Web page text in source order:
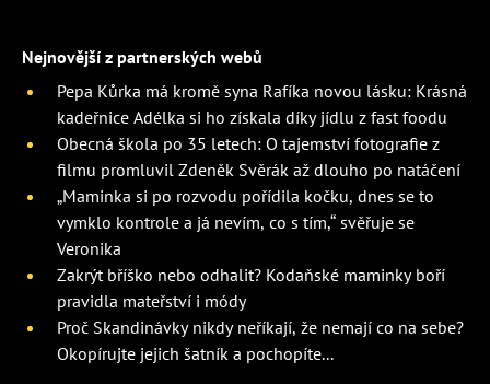
Nejnovější z partnerských webů
Pepa Kůrka má kromě syna Rafíka novou lásku: Krásná
kadeřnice Adélka si ho získala díky jídlu z fast foodu
Obecná škola po 35 letech: O tajemství fotografie z
filmu promluvil Zdeněk Svěrák až dlouho po natáčení
„Maminka si po rozvodu pořídila kočku, dnes se to
vymklo kontrole a já nevím, co s tím,“ svěřuje se
Veronika
Zakrýt bříško nebo odhalit? Kodaňské maminky boří
pravidla mateřství i módy
Proč Skandinávky nikdy neříkají, že nemají co na sebe?
Okopírujte jejich šatník a pochopíte...